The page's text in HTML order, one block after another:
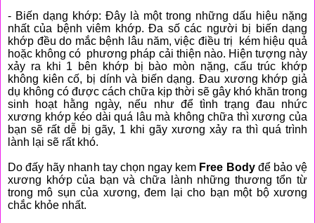
- Biến dạng khớp: Đây là một trong những dấu hiệu nặng
nhất của bệnh viêm khớp. Đa số các người bị biến dạng
khớp đều do mắc bệnh lâu năm, việc điều trị kém hiệu quả
hoặc không có phương pháp cải thiện nào. Hiện tượng này
xảy ra khi 1 bên khớp bị bào mòn nặng, cấu trúc khớp
không kiên cố, bị dính và biến dạng. Đau xương khớp giả
dụ không có được cách chữa kịp thời sẽ gây khó khăn trong
sinh hoạt hằng ngày, nếu như để tình trạng đau nhức
xương khớp kéo dài quá lâu mà không chữa thì xương của
bạn sẽ rất dễ bị gãy, 1 khi gãy xương xảy ra thì quá trình
lành lại sẽ rất khó.
Do đấy hãy nhanh tay chọn ngay kem Free Bodyđể bảo vệ
xương khớp của bạn và chữa lành những thương tổn từ
trong mô sụn của xương, đem lại cho bạn một bộ xương
chắc khỏe nhất.